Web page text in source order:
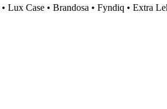
• Lux Case • Brandosa • Fyndiq • Extra